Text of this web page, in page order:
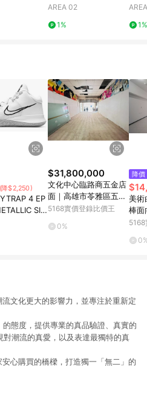
NS
AREA 02
1%
RIA
1%
(降$2,250)
4 EP
SIL
$31,800,000
文化中心臨路商五金店
面｜高雄市苓雅區五福
一路
5168實價登錄比價王
0%
降價
美術
棒面
雄市
文化更大的影響力，並專注於重新定
態度，提供專業的真品驗證、真實的
潮流的真愛，以及表達最獨特的真
心購買的橋樑，打造獨一「無二」的